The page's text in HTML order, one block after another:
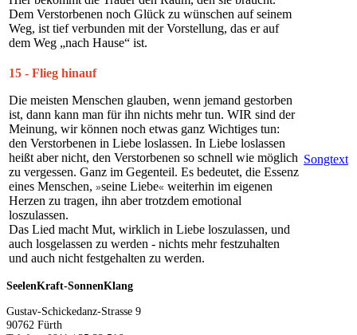
Dem Verstorbenen noch Glück zu wünschen auf seinem
Weg, ist tief verbunden mit der Vorstellung, das er auf
dem Weg „nach Hause“ ist.
15 - Flieg hinauf
Die meisten Menschen glauben, wenn jemand gestorben
ist, dann kann man für ihn nichts mehr tun. WIR sind der
Meinung, wir können noch etwas ganz Wichtiges tun:
den Verstorbenen in Liebe loslassen. In Liebe loslassen
heißt aber nicht, den Verstorbenen so schnell wie möglich
zu vergessen. Ganz im Gegenteil. Es bedeutet, die Essenz
eines Menschen, »seine Liebe« weiterhin im eigenen
Herzen zu tragen, ihn aber trotzdem emotional
loszulassen.
Das Lied macht Mut, wirklich in Liebe loszulassen, und
auch losgelassen zu werden - nichts mehr festzuhalten
und auch nicht festgehalten zu werden.
Songtext
SeelenKraft-SonnenKlang
Gustav-Schickedanz-Strasse 9
90762 Fürth